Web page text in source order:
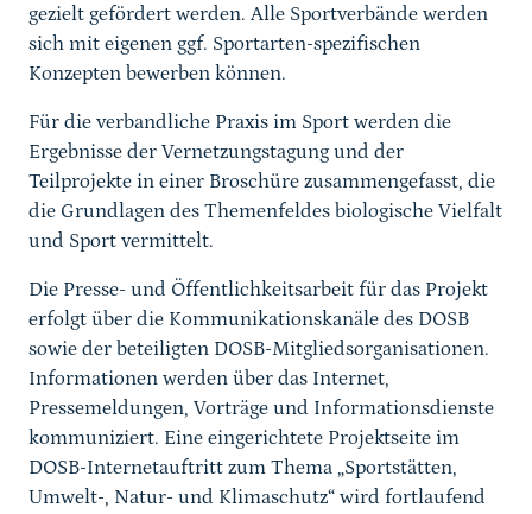
gezielt gefördert werden. Alle Sportverbände werden
sich mit eigenen ggf. Sportarten-spezifischen
Konzepten bewerben können.
Für die verbandliche Praxis im Sport werden die
Ergebnisse der Vernetzungstagung und der
Teilprojekte in einer Broschüre zusammengefasst, die
die Grundlagen des Themenfeldes biologische Vielfalt
und Sport vermittelt.
Die Presse- und Öffentlichkeitsarbeit für das Projekt
erfolgt über die Kommunikationskanäle des DOSB
sowie der beteiligten DOSB-Mitgliedsorganisationen.
Informationen werden über das Internet,
Pressemeldungen, Vorträge und Informationsdienste
kommuniziert. Eine eingerichtete Projektseite im
DOSB-Internetauftritt zum Thema „Sportstätten,
Umwelt-, Natur- und Klimaschutz“ wird fortlaufend